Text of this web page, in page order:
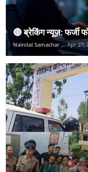
🔴 ब्रेकिंग न्यूज़: फर्जी
Nainital Samachar ... Apr 27,